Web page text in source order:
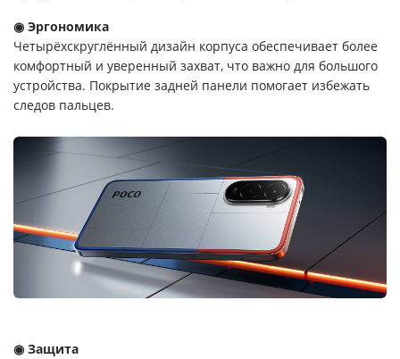
◉ Эргономика
Четырёхскруглённый дизайн корпуса обеспечивает более
комфортный и уверенный захват, что важно для большого
устройства. Покрытие задней панели помогает избежать
следов пальцев.
◉ Защита